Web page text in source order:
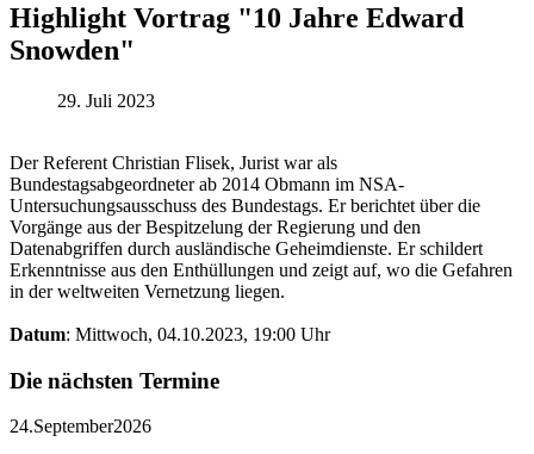
Highlight Vortrag "10 Jahre Edward
Snowden"
29. Juli 2023
Der Referent Christian Flisek, Jurist war als
Bundestagsabgeordneter ab 2014 Obmann im NSA-
Untersuchungsausschuss des Bundestags. Er berichtet über die
Vorgänge aus der Bespitzelung der Regierung und den
Datenabgriffen durch ausländische Geheimdienste. Er schildert
Erkenntnisse aus den Enthüllungen und zeigt auf, wo die Gefahren
in der weltweiten Vernetzung liegen.
Datum: Mittwoch, 04.10.2023, 19:00 Uhr
Die nächsten Termine
24.September2026